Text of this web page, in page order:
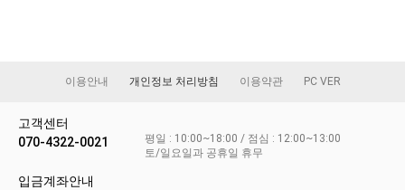
이용안내 개인정보 처리방침 이용약관 PC VER
고객센터
070-4322-0021
평일 : 10:00~18:00 / 점심 : 12:00~13:00
토/일요일과 공휴일 휴무
입금계좌안내